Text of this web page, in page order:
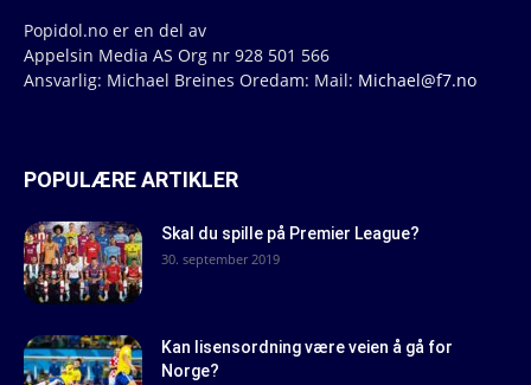
Popidol.no er en del av
Appelsin Media AS Org nr 928 501 566
Ansvarlig: Michael Breines Oredam: Mail: Michael@f7.no
POPULÆRE ARTIKLER
Skal du spille på Premier League?
30. september 2019
Kan lisensordning være veien å gå for
Norge?